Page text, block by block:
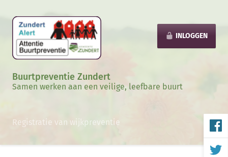
INLOGGEN
Buurtpreventie Zundert
Samen werken aan een veilige, leefbare buurt
Registratie van wijkpreventie